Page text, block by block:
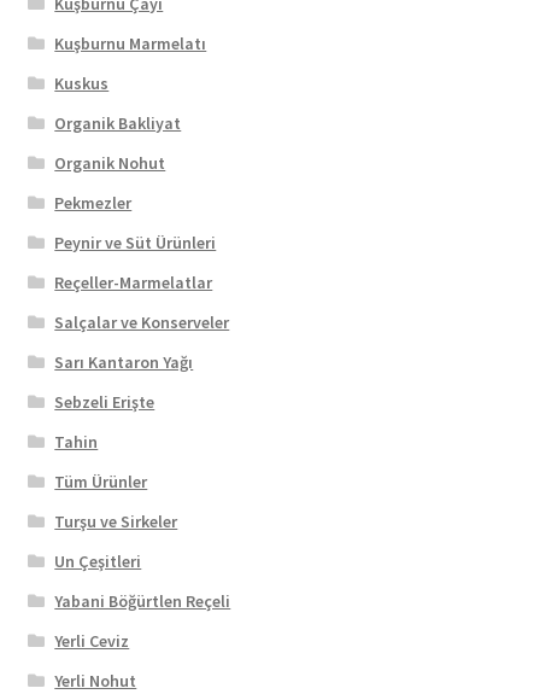
Kuşburnu Marmelatı
Kuskus
Organik Bakliyat
Organik Nohut
Pekmezler
Peynir ve Süt Ürünleri
Reçeller-Marmelatlar
Salçalar ve Konserveler
Sarı Kantaron Yağı
Sebzeli Erişte
Tahin
Tüm Ürünler
Turşu ve Sirkeler
Un Çeşitleri
Yabani Böğürtlen Reçeli
Yerli Ceviz
Yerli Nohut